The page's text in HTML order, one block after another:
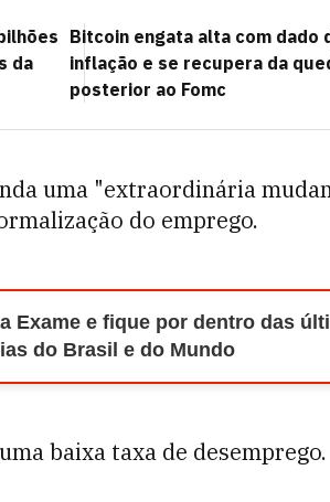
da
Bitcoin engata alta com dado
inflação e se recupera da
posterior ao Fomc
uma "extraordinária
do emprego.
Exame e fique por dentro das
do Brasil e do Mundo
baixa taxa de desemprego.